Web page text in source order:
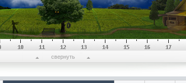
свернуть